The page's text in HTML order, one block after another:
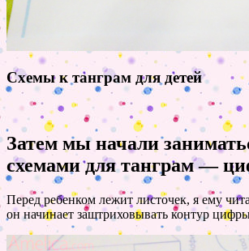
Схемы к танграм для детей
Затем мы начали
схемами для танграм —
Перед ребенком лежит листочек, я ему
он начинает заштриховывать контур